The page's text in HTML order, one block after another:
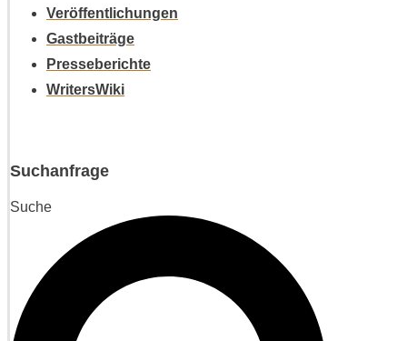
Veröffentlichungen
Gastbeiträge
Presseberichte
WritersWiki
Suchanfrage
Suche